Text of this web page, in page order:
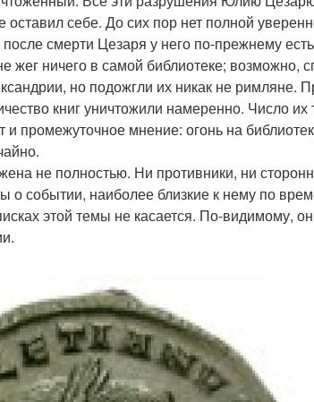
оставил себе. До сих пор нет полной
смерти Цезаря у него по-прежнему
жег ничего в самой библиотеке; возможно,
но подожгли их никак не римляне.
книг уничтожили намеренно. Число
и промежуточное мнение: огонь на
не полностью. Ни противники, ни
о событии, наиболее близкие к нему по
этой темы не касается. По-видимому,